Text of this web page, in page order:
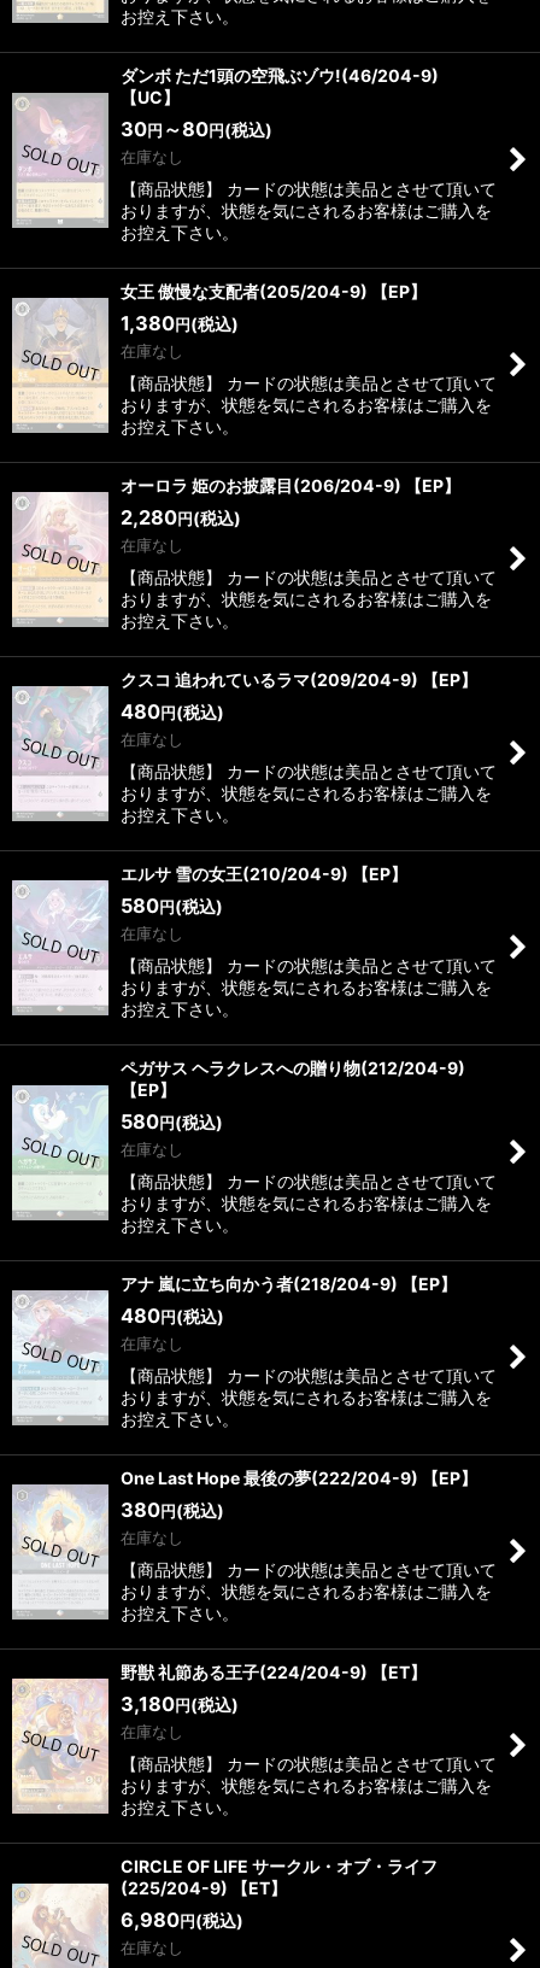
お控え下さい。
ダンボ ただ1頭の空飛ぶゾウ!(46/204-9)
【UC】
30円 ～80円 (税込)
在庫なし
【商品状態】 カードの状態は美品とさせて頂いて
おりますが、状態を気にされるお客様はご購入を
お控え下さい。
女王 傲慢な支配者(205/204-9) 【EP】
1,380円 (税込)
在庫なし
【商品状態】 カードの状態は美品とさせて頂いて
おりますが、状態を気にされるお客様はご購入を
お控え下さい。
オーロラ 姫のお披露目(206/204-9) 【EP】
2,280円 (税込)
在庫なし
【商品状態】 カードの状態は美品とさせて頂いて
おりますが、状態を気にされるお客様はご購入を
お控え下さい。
クスコ 追われているラマ(209/204-9) 【EP】
480円 (税込)
在庫なし
【商品状態】 カードの状態は美品とさせて頂いて
おりますが、状態を気にされるお客様はご購入を
お控え下さい。
エルサ 雪の女王(210/204-9) 【EP】
580円 (税込)
在庫なし
【商品状態】 カードの状態は美品とさせて頂いて
おりますが、状態を気にされるお客様はご購入を
お控え下さい。
ペガサス ヘラクレスへの贈り物(212/204-9)
【EP】
580円 (税込)
在庫なし
【商品状態】 カードの状態は美品とさせて頂いて
おりますが、状態を気にされるお客様はご購入を
お控え下さい。
アナ 嵐に立ち向かう者(218/204-9) 【EP】
480円 (税込)
在庫なし
【商品状態】 カードの状態は美品とさせて頂いて
おりますが、状態を気にされるお客様はご購入を
お控え下さい。
One Last Hope 最後の夢(222/204-9) 【EP】
380円 (税込)
在庫なし
【商品状態】 カードの状態は美品とさせて頂いて
おりますが、状態を気にされるお客様はご購入を
お控え下さい。
野獣 礼節ある王子(224/204-9) 【ET】
3,180円 (税込)
在庫なし
【商品状態】 カードの状態は美品とさせて頂いて
おりますが、状態を気にされるお客様はご購入を
お控え下さい。
CIRCLE OF LIFE サークル・オブ・ライフ
(225/204-9) 【ET】
6,980円 (税込)
在庫なし